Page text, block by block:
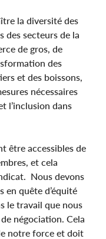
la diversité des
des secteurs de la
de gros, de
des
et des boissons,
nécessaires
l’inclusion dans
être accessibles de
et cela
Nous devons
en quête d’équité
le travail que nous
négociation. Cela
notre force et doit